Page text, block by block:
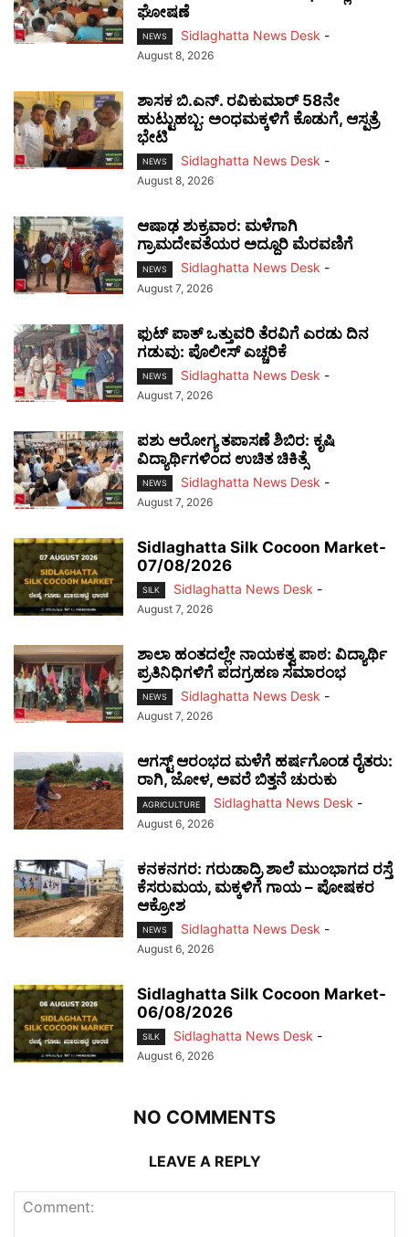
ಘೋಷಣೆ
NEWS Sidlaghatta News Desk -
August 8, 2026
ಶಾಸಕ ಬಿ.ಎನ್. ರವಿಕುಮಾರ್ 58ನೇ
ಹುಟ್ಟುಹಬ್ಬ: ಅಂಧಮಕ್ಕಳಿಗೆ ಕೊಡುಗೆ, ಆಸ್ಪತ್ರೆ
ಭೇಟಿ
NEWS Sidlaghatta News Desk -
August 8, 2026
ಆಷಾಢ ಶುಕ್ರವಾರ: ಮಳೆಗಾಗಿ
ಗ್ರಾಮದೇವತೆಯರ ಅದ್ದೂರಿ ಮೆರವಣಿಗೆ
NEWS Sidlaghatta News Desk -
August 7, 2026
ಫುಟ್‌ ಪಾತ್ ಒತ್ತುವರಿ ತೆರವಿಗೆ ಎರಡು ದಿನ
ಗಡುವು: ಪೊಲೀಸ್ ಎಚ್ಚರಿಕೆ
NEWS Sidlaghatta News Desk -
August 7, 2026
ಪಶು ಆರೋಗ್ಯ ತಪಾಸಣೆ ಶಿಬಿರ: ಕೃಷಿ
ವಿದ್ಯಾರ್ಥಿಗಳಿಂದ ಉಚಿತ ಚಿಕಿತ್ಸೆ
NEWS Sidlaghatta News Desk -
August 7, 2026
Sidlaghatta Silk Cocoon Market-
07/08/2026
SILK Sidlaghatta News Desk -
August 7, 2026
ಶಾಲಾ ಹಂತದಲ್ಲೇ ನಾಯಕತ್ವ ಪಾಠ: ವಿದ್ಯಾರ್ಥಿ
ಪ್ರತಿನಿಧಿಗಳಿಗೆ ಪದಗ್ರಹಣ ಸಮಾರಂಭ
NEWS Sidlaghatta News Desk -
August 7, 2026
ಆಗಸ್ಟ್ ಆರಂಭದ ಮಳೆಗೆ ಹರ್ಷಗೊಂಡ ರೈತರು:
ರಾಗಿ, ಜೋಳ, ಅವರೆ ಬಿತ್ತನೆ ಚುರುಕು
AGRICULTURE Sidlaghatta News Desk -
August 6, 2026
ಕನಕನಗರ: ಗರುಡಾದ್ರಿ ಶಾಲೆ ಮುಂಭಾಗದ ರಸ್ತೆ
ಕೆಸರುಮಯ, ಮಕ್ಕಳಿಗೆ ಗಾಯ – ಪೋಷಕರ
ಆಕ್ರೋಶ
NEWS Sidlaghatta News Desk -
August 6, 2026
Sidlaghatta Silk Cocoon Market-
06/08/2026
SILK Sidlaghatta News Desk -
August 6, 2026
NO COMMENTS
LEAVE A REPLY